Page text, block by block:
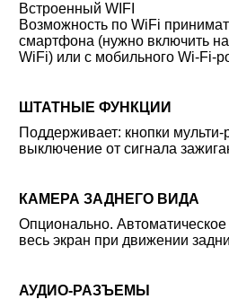
Встроенный WIFI
Возможность по WiFi
смартфона (нужно включить на
WiFi) или с мобильного Wi-Fi-
ШТАТНЫЕ ФУНКЦИИ
Поддерживает: кнопки
выключение от сигнала
КАМЕРА ЗАДНЕГО ВИДА
Опционально.
весь экран при движении
АУДИО-РАЗЪЕМЫ